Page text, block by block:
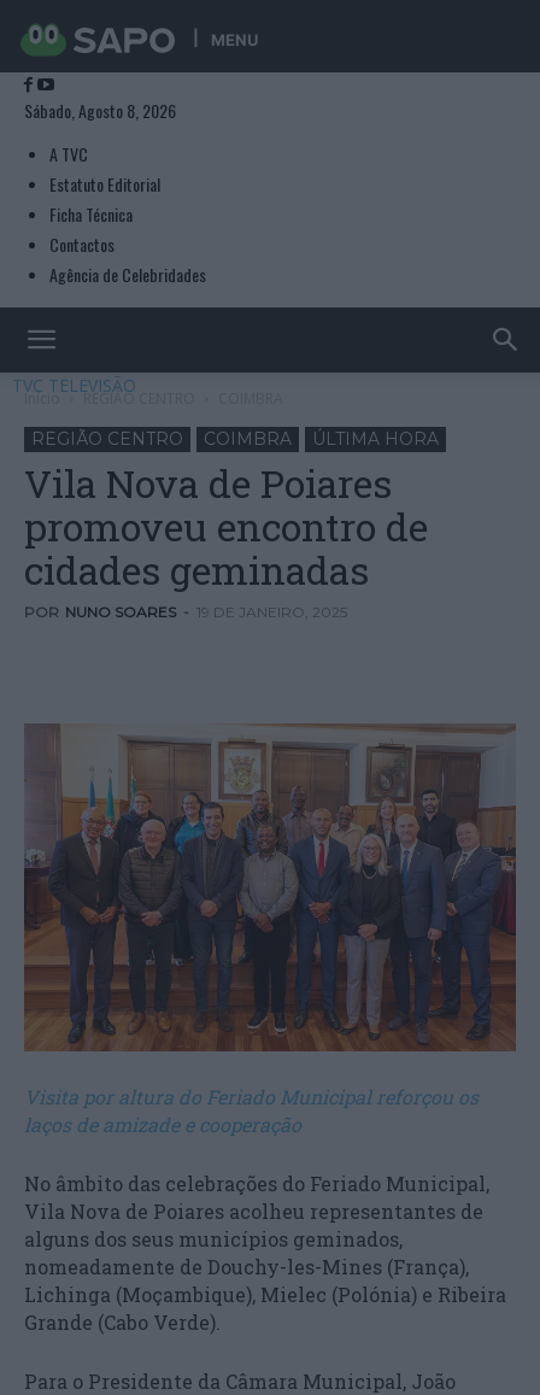
MENU
Sábado, Agosto 8, 2026
A TVC
Estatuto Editorial
Ficha Técnica
Contactos
Agência de Celebridades
TVC TELEVISÃO
Início REGIÃO CENTRO
REGIÃO CENTRO COIMBRA ÚLTIMA HORA
Vila Nova de Poiares
promoveu encontro de
cidades geminadas
POR NUNO SOARES - 19 DE JANEIRO, 2025
Visita por altura do Feriado Municipal reforçou os
laços de amizade e cooperação
No âmbito das celebrações do Feriado Municipal,
Vila Nova de Poiares acolheu representantes de
alguns dos seus municípios geminados,
nomeadamente de Douchy-les-Mines (França),
Lichinga (Moçambique), Mielec (Polónia) e Ribeira
Grande (Cabo Verde).
Para o Presidente da Câmara Municipal, João